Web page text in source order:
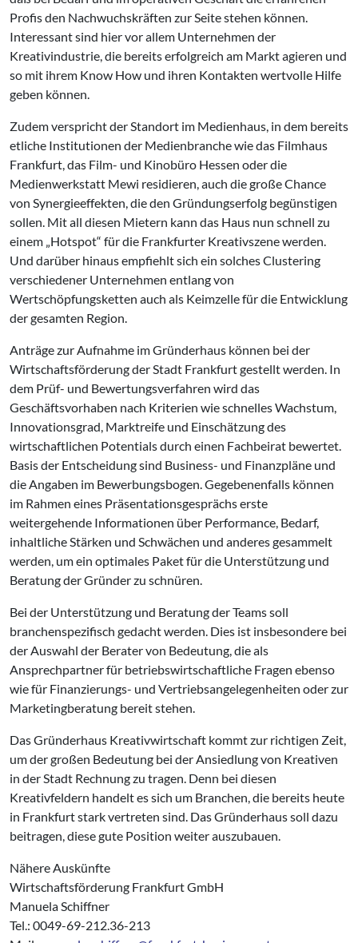
Profis den Nachwuchskräften zur Seite stehen können.
Interessant sind hier vor allem Unternehmen der
Kreativindustrie, die bereits erfolgreich am Markt agieren und
so mit ihrem Know How und ihren Kontakten wertvolle Hilfe
geben können.
Zudem verspricht der Standort im Medienhaus, in dem bereits
etliche Institutionen der Medienbranche wie das Filmhaus
Frankfurt, das Film- und Kinobüro Hessen oder die
Medienwerkstatt Mewi residieren, auch die große Chance
von Synergieeffekten, die den Gründungserfolg begünstigen
sollen. Mit all diesen Mietern kann das Haus nun schnell zu
einem „Hotspot“ für die Frankfurter Kreativszene werden.
Und darüber hinaus empfiehlt sich ein solches Clustering
verschiedener Unternehmen entlang von
Wertschöpfungsketten auch als Keimzelle für die Entwicklung
der gesamten Region.
Anträge zur Aufnahme im Gründerhaus können bei der
Wirtschaftsförderung der Stadt Frankfurt gestellt werden. In
dem Prüf- und Bewertungsverfahren wird das
Geschäftsvorhaben nach Kriterien wie schnelles Wachstum,
Innovationsgrad, Marktreife und Einschätzung des
wirtschaftlichen Potentials durch einen Fachbeirat bewertet.
Basis der Entscheidung sind Business- und Finanzpläne und
die Angaben im Bewerbungsbogen. Gegebenenfalls können
im Rahmen eines Präsentationsgesprächs erste
weitergehende Informationen über Performance, Bedarf,
inhaltliche Stärken und Schwächen und anderes gesammelt
werden, um ein optimales Paket für die Unterstützung und
Beratung der Gründer zu schnüren.
Bei der Unterstützung und Beratung der Teams soll
branchenspezifisch gedacht werden. Dies ist insbesondere bei
der Auswahl der Berater von Bedeutung, die als
Ansprechpartner für betriebswirtschaftliche Fragen ebenso
wie für Finanzierungs- und Vertriebsangelegenheiten oder zur
Marketingberatung bereit stehen.
Das Gründerhaus Kreativwirtschaft kommt zur richtigen Zeit,
um der großen Bedeutung bei der Ansiedlung von Kreativen
in der Stadt Rechnung zu tragen. Denn bei diesen
Kreativfeldern handelt es sich um Branchen, die bereits heute
in Frankfurt stark vertreten sind. Das Gründerhaus soll dazu
beitragen, diese gute Position weiter auszubauen.
Nähere Auskünfte
Wirtschaftsförderung Frankfurt GmbH
Manuela Schiffner
Tel.: 0049-69-212.36-213